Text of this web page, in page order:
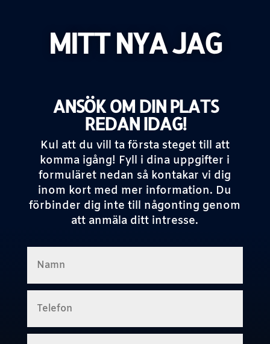
MITT NYA JAG
ANSÖK OM DIN PLATS
REDAN IDAG!
Kul att du vill ta första steget till att
komma igång! Fyll i dina uppgifter i
formuläret nedan så kontakar vi dig
inom kort med mer information. Du
förbinder dig inte till någonting genom
att anmäla ditt intresse.